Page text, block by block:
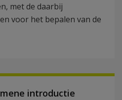
met de daarbij
voor het bepalen van de
introductie